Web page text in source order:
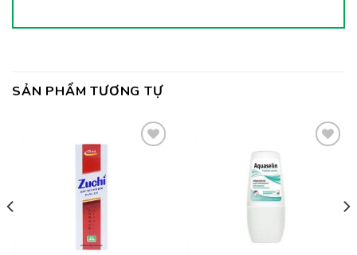
SẢN PHẨM TƯƠNG TỰ